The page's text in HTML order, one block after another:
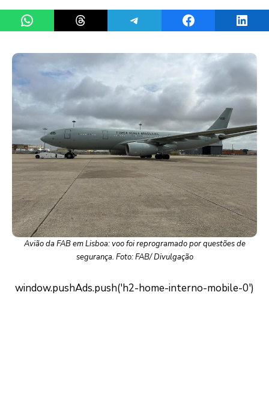
Share on WhatsAppShare on ThreadsShare on TelegramShare on Facebook
Avião da FAB em Lisboa: voo foi reprogramado por questões de
segurança. Foto: FAB/ Divulgação